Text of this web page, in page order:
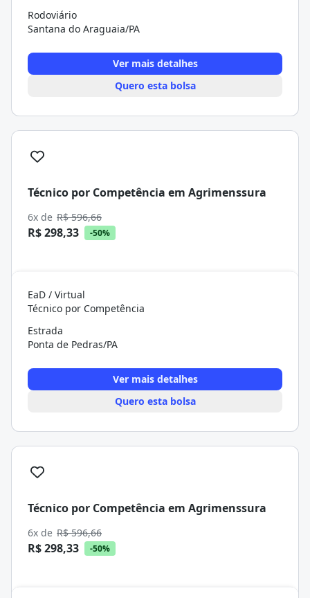
Rodoviário
Santana do Araguaia/PA
Ver mais detalhes
Quero esta bolsa
Técnico por Competência em Agrimenssura
6x de R$ 596,66
R$ 298,33 -50%
EaD / Virtual
Técnico por Competência
Estrada
Ponta de Pedras/PA
Ver mais detalhes
Quero esta bolsa
Técnico por Competência em Agrimenssura
6x de R$ 596,66
R$ 298,33 -50%